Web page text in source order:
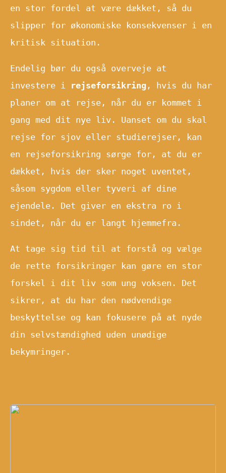
en stor fordel at være dækket, så du
slipper for økonomiske konsekvenser i en
kritisk situation.
Endelig bør du også overveje at
investere i rejseforsikring , hvis du har
planer om at rejse, når du er kommet i
gang med dit nye liv. Uanset om du skal
rejse for sjov eller studierejser, kan
en rejseforsikring sørge for, at du er
dækket, hvis der sker noget uventet,
såsom sygdom eller tyveri af dine
ejendele. Det giver en ekstra ro i
sindet, når du er langt hjemmefra.
At tage sig tid til at forstå og vælge
de rette forsikringer kan gøre en stor
forskel i dit liv som ung voksen. Det
sikrer, at du har den nødvendige
beskyttelse og kan fokusere på at nyde
din selvstændighed uden unødige
bekymringer.